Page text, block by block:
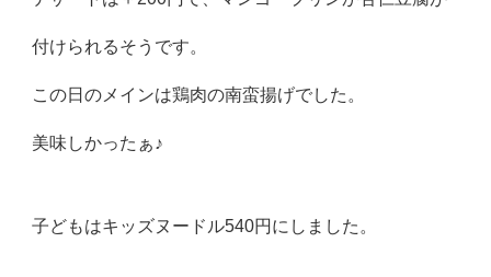
付けられるそうです。
この日のメインは鶏肉の南蛮揚げでした。
美味しかったぁ♪
子どもはキッズヌードル540円にしました。